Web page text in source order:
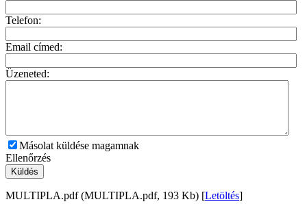
Telefon:
Email címed:
Üzeneted:
Másolat küldése magamnak
Ellenőrzés
Küldés
MULTIPLA.pdf (MULTIPLA.pdf, 193 Kb) [Letöltés]